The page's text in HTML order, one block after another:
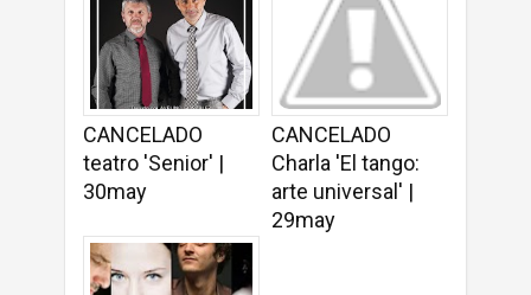
CANCELADO
teatro 'Senior' |
30may
CANCELADO
Charla 'El tango:
arte universal' |
29may